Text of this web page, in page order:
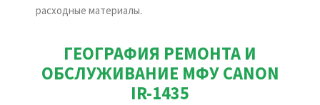
расходные материалы.
ГЕОГРАФИЯ РЕМОНТА И
ОБСЛУЖИВАНИЕ МФУ CANON
IR-1435